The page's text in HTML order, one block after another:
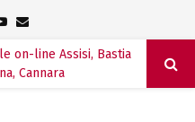
Youtube
Email